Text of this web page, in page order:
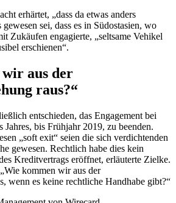
erhärtet, „dass da etwas anders
sei, dass es in Südostasien, wo
Zukäufen engagierte, „seltsame Vehikel
erschienen“.
aus der
raus?“
entschieden, das Engagement bei
Jahres, bis Frühjahr 2019, zu beenden.
„soft exit“ seien die sich verdichtenden
gewesen. Rechtlich habe dies kein
Kreditvertrags eröffnet, erläuterte Zielke.
kommen wir aus der
wenn es keine rechtliche Handhabe gibt?“